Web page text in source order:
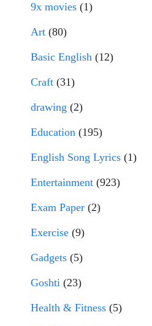
9x movies (1)
Art (80)
Basic English (12)
Craft (31)
drawing (2)
Education (195)
English Song Lyrics (1)
Entertainment (923)
Exam Paper (2)
Exercise (9)
Gadgets (5)
Goshti (23)
Health & Fitness (5)